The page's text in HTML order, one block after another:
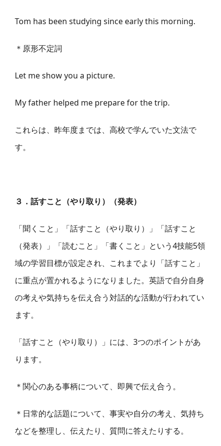
Tom has been studying since early this morning.
＊原形不定詞
Let me show you a picture.
My father helped me prepare for the trip.
これらは、昨年度までは、高校で学んでいた文法で
す。
３．話すこと（やり取り）（発表）
「聞くこと」「話すこと（やり取り）」「話すこと
（発表）」「読むこと」「書くこと」という4技能5領
域の学習目標が設定され、これまでより「話すこと」
に重点が置かれるようになりました。英語で自分自身
の考えや気持ちを伝え合う対話的な活動が行われてい
ます。
「話すこと（やり取り）」には、3つのポイントがあ
ります。
＊関心のある事柄について、即興で伝え合う。
＊日常的な話題について、事実や自分の考え、気持ち
などを整理し、伝えたり、質問に答えたりする。